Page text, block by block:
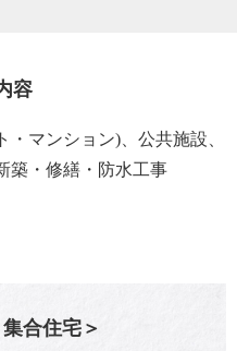
容
マンション)、公共施設、
築・修繕・防水工事
合住宅＞